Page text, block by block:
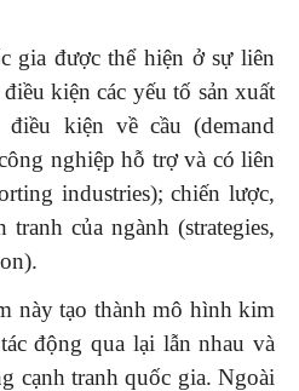
gia được thể hiện ở sự liên
kiện các yếu tố sản xuất
kiện về cầu (demand
nghiệp hỗ trợ và có liên
industries); chiến lược,
của ngành (strategies,
này tạo thành mô hình kim
động qua lại lẫn nhau và
cạnh tranh quốc gia. Ngoài